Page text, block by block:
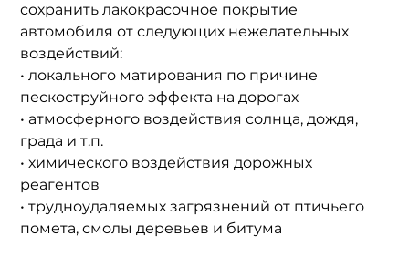
сохранить лакокрасочное покрытие
автомобиля от следующих нежелательных
воздействий:
• локального матирования по причине
пескоструйного эффекта на дорогах
• атмосферного воздействия солнца, дождя,
града и т.п.
• химического воздействия дорожных
реагентов
• трудноудаляемых загрязнений от птичьего
помета, смолы деревьев и битума